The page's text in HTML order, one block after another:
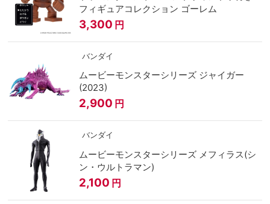
フィギュアコレクション ゴーレム
3,300 円
バンダイ
ムービーモンスターシリーズ ジャイガー
(2023)
2,900 円
バンダイ
ムービーモンスターシリーズ メフィラス(シ
ン・ウルトラマン)
2,100 円